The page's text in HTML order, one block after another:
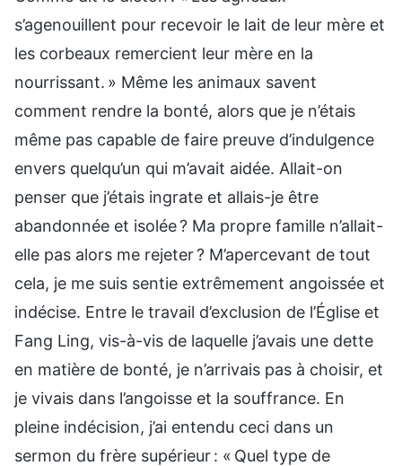
s’agenouillent pour recevoir le lait de leur mère et
les corbeaux remercient leur mère en la
nourrissant. » Même les animaux savent
comment rendre la bonté, alors que je n’étais
même pas capable de faire preuve d’indulgence
envers quelqu’un qui m’avait aidée. Allait-on
penser que j’étais ingrate et allais-je être
abandonnée et isolée ? Ma propre famille n’allait-
elle pas alors me rejeter ? M’apercevant de tout
cela, je me suis sentie extrêmement angoissée et
indécise. Entre le travail d’exclusion de l’Église et
Fang Ling, vis-à-vis de laquelle j’avais une dette
en matière de bonté, je n’arrivais pas à choisir, et
je vivais dans l’angoisse et la souffrance. En
pleine indécision, j’ai entendu ceci dans un
sermon du frère supérieur : « Quel type de